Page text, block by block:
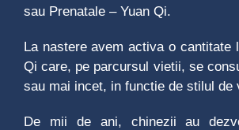
sau Prenatale – Yuan Qi.
La nastere avem activa o cantitate
Qi care, pe parcursul vietii, se
sau mai incet, in functie de stilul de
De mii de ani, chinezii au